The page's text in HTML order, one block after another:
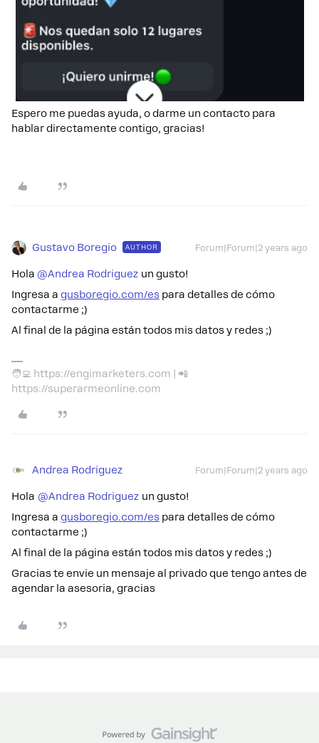
Espero me puedas ayuda, o darme un contacto para
hablar directamente contigo, gracias!
Gustavo Boregio AUTHOR Forum|Forum|2 years ago
Hola @Andrea Rodriguez un gusto!
Ingresa a gusboregio.com/es para detalles de cómo
contactarme ;)
Al final de la página están todos mis datos y redes ;)
🧑‍💻 https://engimarketers.com | 📲
https://superarmeonline.com
Andrea Rodriguez Forum|Forum|2 years ago
Hola @Andrea Rodriguez un gusto!
Ingresa a gusboregio.com/es para detalles de cómo
contactarme ;)
Al final de la página están todos mis datos y redes ;)
Gracias te envie un mensaje al privado que tengo antes de
agendar la asesoria, gracias